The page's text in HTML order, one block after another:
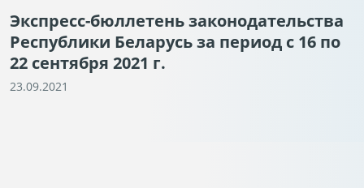
Экспресс-бюллетень законодательства
Республики Беларусь за период с 16 по
22 сентября 2021 г.
23.09.2021